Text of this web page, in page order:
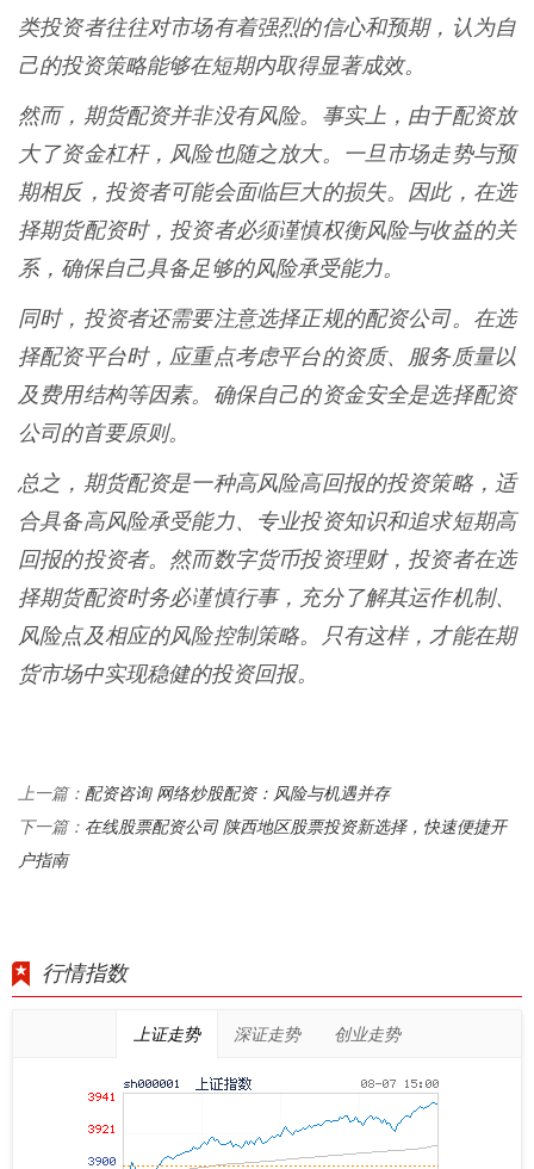
类投资者往往对市场有着强烈的信心和预期，认为自
己的投资策略能够在短期内取得显著成效。
然而，期货配资并非没有风险。事实上，由于配资放
大了资金杠杆，风险也随之放大。一旦市场走势与预
期相反，投资者可能会面临巨大的损失。因此，在选
择期货配资时，投资者必须谨慎权衡风险与收益的关
系，确保自己具备足够的风险承受能力。
同时，投资者还需要注意选择正规的配资公司。在选
择配资平台时，应重点考虑平台的资质、服务质量以
及费用结构等因素。确保自己的资金安全是选择配资
公司的首要原则。
总之，期货配资是一种高风险高回报的投资策略，适
合具备高风险承受能力、专业投资知识和追求短期高
回报的投资者。然而数字货币投资理财，投资者在选
择期货配资时务必谨慎行事，充分了解其运作机制、
风险点及相应的风险控制策略。只有这样，才能在期
货市场中实现稳健的投资回报。
上一篇： 配资咨询 网络炒股配资：风险与机遇并存
下一篇： 在线股票配资公司 陕西地区股票投资新选择，快速便捷开
户指南
行情指数
上证走势 深证走势 创业走势